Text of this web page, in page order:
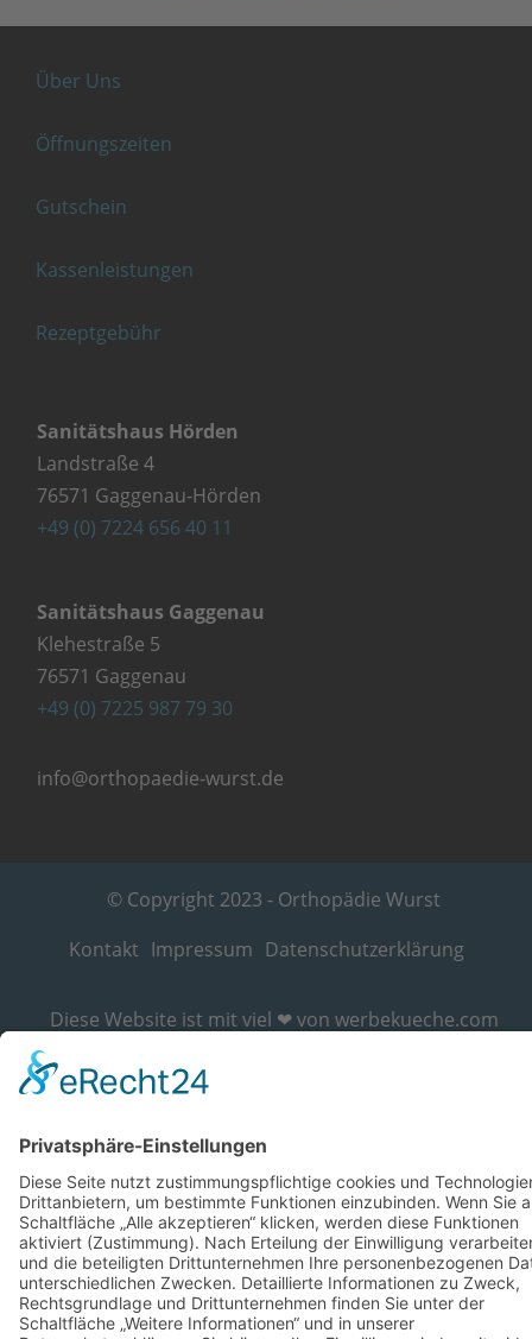
Über Uns
Öffnungszeiten
Gutschein
Kassenleistungen
Rezeptgebühr
Sanitätshaus Hörden
Landstraße 4
76571 Gaggenau-Hörden
+49 (0) 7224 656 40 11
Sanitätshaus Gaggenau
Klehestraße 5
76571 Gaggenau
+49 (0) 7225 987 79 30
info@orthopaedie-wurst.de
© Copyright 2023 - Orthopädie Wurst
Kontakt Impressum Datenschutzerklärung
Diese Website ist mit viel ❤ von werbekueche.com